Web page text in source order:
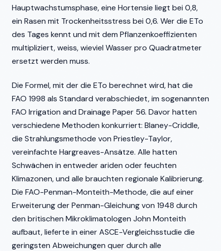
Hauptwachstumsphase, eine Hortensie liegt bei 0,8,
ein Rasen mit Trockenheitsstress bei 0,6. Wer die ETo
des Tages kennt und mit dem Pflanzenkoeffizienten
multipliziert, weiss, wieviel Wasser pro Quadratmeter
ersetzt werden muss.
Die Formel, mit der die ETo berechnet wird, hat die
FAO 1998 als Standard verabschiedet, im sogenannten
FAO Irrigation and Drainage Paper 56. Davor hatten
verschiedene Methoden konkurriert: Blaney-Criddle,
die Strahlungsmethode von Priestley-Taylor,
vereinfachte Hargreaves-Ansätze. Alle hatten
Schwächen in entweder ariden oder feuchten
Klimazonen, und alle brauchten regionale Kalibrierung.
Die FAO-Penman-Monteith-Methode, die auf einer
Erweiterung der Penman-Gleichung von 1948 durch
den britischen Mikroklimatologen John Monteith
aufbaut, lieferte in einer ASCE-Vergleichsstudie die
geringsten Abweichungen quer durch alle